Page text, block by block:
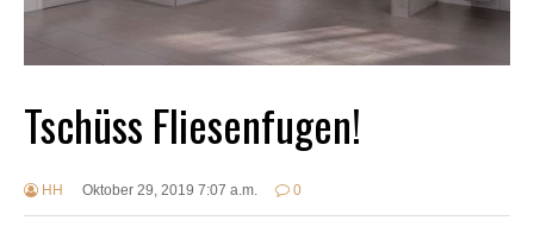
Tschüss Fliesenfugen!
HH Oktober 29, 2019 7:07 a.m. 0